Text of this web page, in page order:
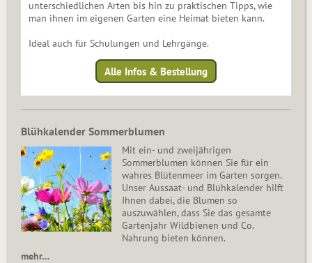
unterschiedlichen Arten bis hin zu praktischen Tipps, wie
man ihnen im eigenen Garten eine Heimat bieten kann.
Ideal auch für Schulungen und Lehrgänge.
Alle Infos & Bestellung
Blühkalender Sommerblumen
Mit ein- und zweijährigen
Sommerblumen können Sie für ein
wahres Blütenmeer im Garten sorgen.
Unser Aussaat- und Blühkalender hilft
Ihnen dabei, die Blumen so
auszuwählen, dass Sie das gesamte
Gartenjahr Wildbienen und Co.
Nahrung bieten können.
mehr…